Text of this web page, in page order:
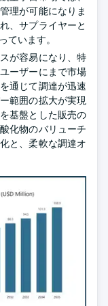
理が可能になりま
、サプライヤーと
ています。
が容易になり、特
ーザーにまで市場
通じて調達が迅速
範囲の拡大が実現
基盤とした販売の
化物のバリューチ
と、柔軟な調達オ